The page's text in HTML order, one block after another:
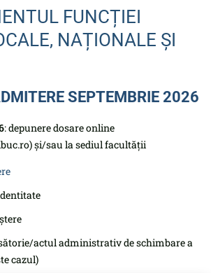
FUNCȚIEI
NAȚIONALE ȘI
SEPTEMBRIE 2026
: depunere dosare online
și/sau la sediul facultății
actul administrativ de schimbare a
cazul)